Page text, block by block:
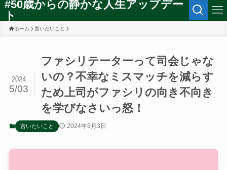
#50歳からの静かな人生アップデー
ト
ホーム 言いたいこと
ファシリテーターって司会じゃな
いの？不幸なミスマッチを減らす
ため上司がファシリの向き不向き
を学びなさいっ怒！
2024
5/03
言いたいこと 2024年5月3日